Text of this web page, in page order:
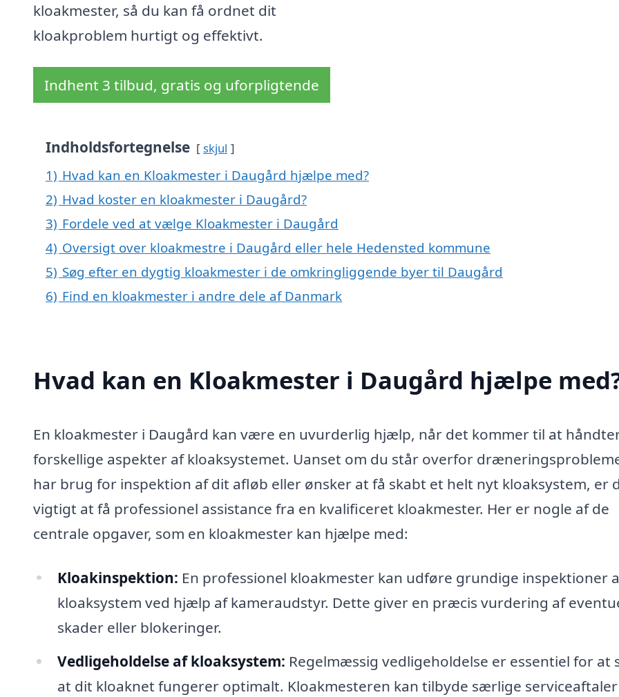
kloakmester, så du kan få ordnet dit
kloakproblem hurtigt og effektivt.
Indhent 3 tilbud, gratis og uforpligtende
Indholdsfortegnelse skjul
1) Hvad kan en Kloakmester i Daugård hjælpe med?
2) Hvad koster en kloakmester i Daugård?
3) Fordele ved at vælge Kloakmester i Daugård
4) Oversigt over kloakmestre i Daugård eller hele Hedensted kommune
5) Søg efter en dygtig kloakmester i de omkringliggende byer til Daugård
6) Find en kloakmester i andre dele af Danmark
Hvad kan en Kloakmester i Daugård hjælpe
En kloakmester i Daugård kan være en uvurderlig hjælp, når det kommer til at
forskellige aspekter af kloaksystemet. Uanset om du står overfor
har brug for inspektion af dit afløb eller ønsker at få skabt et helt nyt kloaksystem, er
vigtigt at få professionel assistance fra en kvalificeret kloakmester. Her er nogle af de
centrale opgaver, som en kloakmester kan hjælpe med:
Kloakinspektion: En professionel kloakmester kan udføre grundige inspektioner
kloaksystem ved hjælp af kameraudstyr. Dette giver en præcis vurdering af
skader eller blokeringer.
Vedligeholdelse af kloaksystem: Regelmæssig vedligeholdelse er essentiel for at
at dit kloaknet fungerer optimalt. Kloakmesteren kan tilbyde særlige